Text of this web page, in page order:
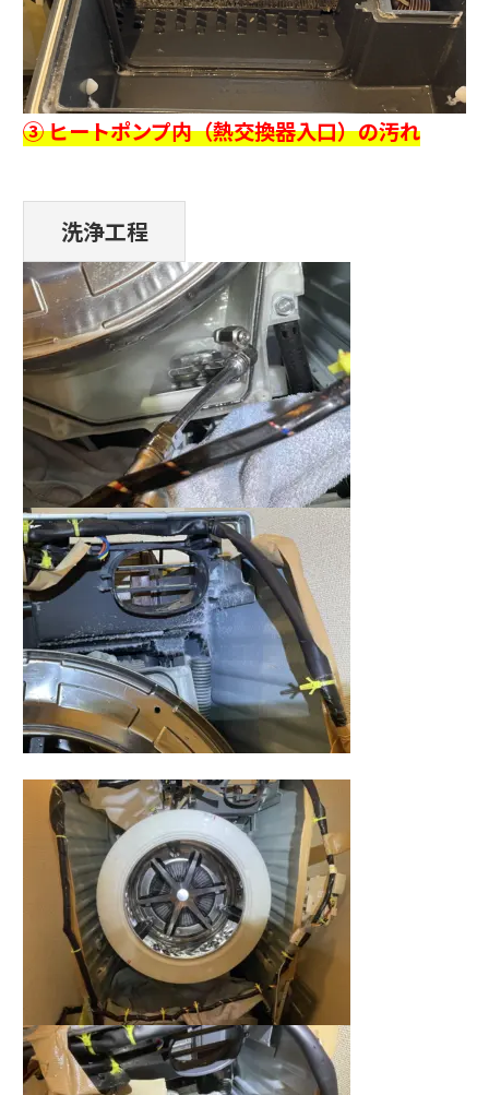
③ ヒートポンプ内（熱交換器入口）の汚れ
洗浄工程